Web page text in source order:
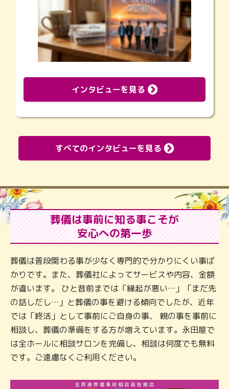
インタビューを見る
すべてのインタビューを見る
葬儀は事前に知る事こそが
安心への第一歩
葬儀は普段関わる事が少なく専門的で分かりにくい事ば
かりです。また、葬儀社によってサービスや内容、金額
が違います。 ひと昔前までは「縁起が悪い…」「まだ先
の話しだし…」と葬儀の事を避ける傾向でしたが、近年
では「終活」として事前にご自身の事、 親の事を事前に
相談し、葬儀の準備をする方が増えています。永田屋で
は全ホールに相談サロンを完備し、相談は何度でも無料
です。ご遠慮なくご利用ください。